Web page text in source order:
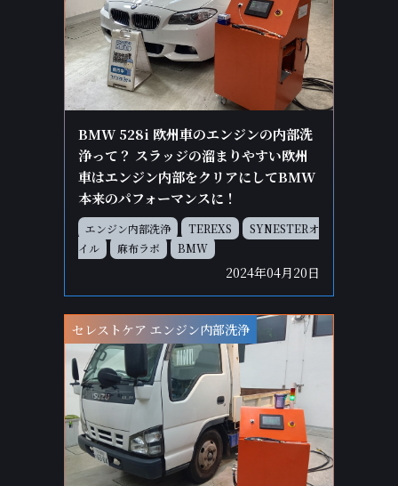
BMW 528i 欧州車のエンジンの内部洗
浄って？ スラッジの溜まりやすい欧州
車はエンジン内部をクリアにしてBMW
本来のパフォーマンスに！
エンジン内部洗浄 TEREXS
SYNESTERオ
イル
麻布ラボ BMW
2024年04月20日
セレストケア エンジン内部洗浄